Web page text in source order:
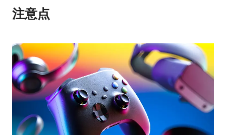
注意点